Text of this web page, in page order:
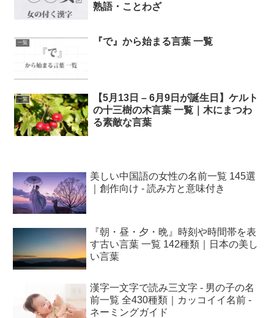
熟語・ことわざ
一覧 『で』から始まる言葉 一覧
一覧
【5月13日 – 6月9日が誕生日】ケルト
の十三樹の木言葉 一覧｜木にまつわ
る素敵な言葉
美しい中国語の女性の名前一覧 145選
｜創作向け - 読み方と意味付き
『朝・昼・夕・晩』時刻や時間帯を表
す古い言葉 一覧 142種類｜日本の美し
い言葉
漢字一文字で読み三文字 - 男の子の名
前一覧 全430種類｜カッコイイ名前 -
ネーミングガイド